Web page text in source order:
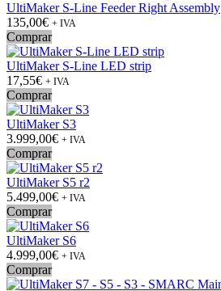
UltiMaker S-Line Feeder Right Assembly
135,00€ + IVA
Comprar
UltiMaker S-Line LED strip
17,55€ + IVA
Comprar
UltiMaker S3
3.999,00€ + IVA
Comprar
UltiMaker S5 r2
5.499,00€ + IVA
Comprar
UltiMaker S6
4.999,00€ + IVA
Comprar